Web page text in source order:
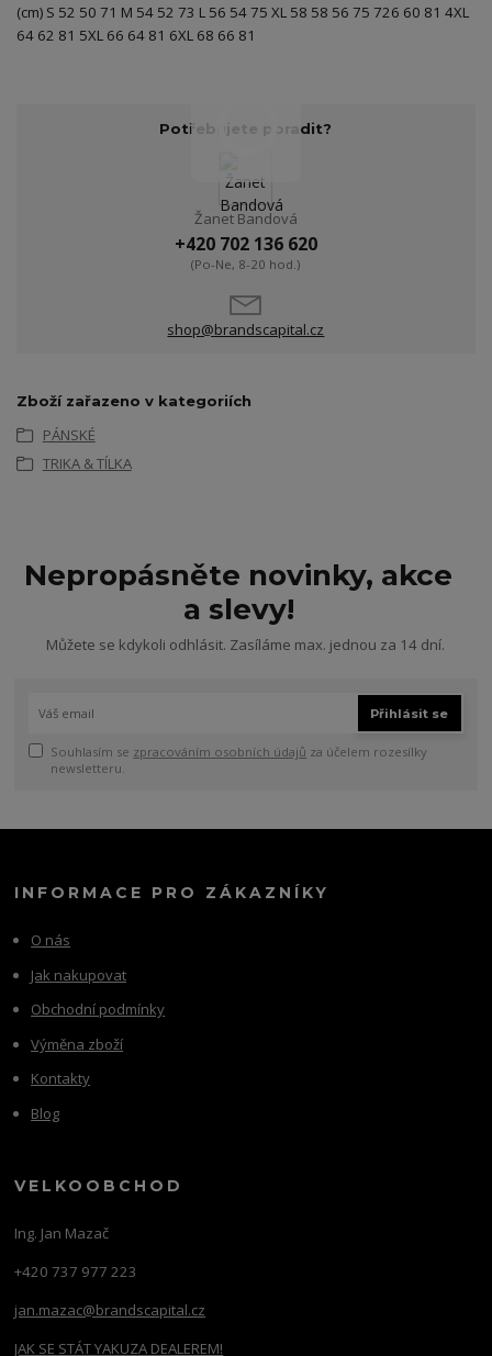
(cm) S 52 50 71 M 54 52 73 L 56 54 75 XL 58 58 56 75 726 60 81 4XL
64 62 81 5XL 66 64 81 6XL 68 66 81
Potřebujete poradit?
Žanet Bandová
+420 702 136 620
(Po-Ne, 8-20 hod.)
shop@brandscapital.cz
Zboží zařazeno v kategoriích
PÁNSKÉ
TRIKA & TÍLKA
Nepropásněte novinky, akce
a slevy!
Můžete se kdykoli odhlásit. Zasíláme max. jednou za 14 dní.
Přihlásit se
Souhlasím se zpracováním osobních údajů za účelem rozesílky
newsletteru.
INFORMACE PRO ZÁKAZNÍKY
O nás
Jak nakupovat
Obchodní podmínky
Výměna zboží
Kontakty
Blog
VELKOOBCHOD
Ing. Jan Mazač
+420 737 977 223
jan.mazac@brandscapital.cz
JAK SE STÁT YAKUZA DEALEREM!